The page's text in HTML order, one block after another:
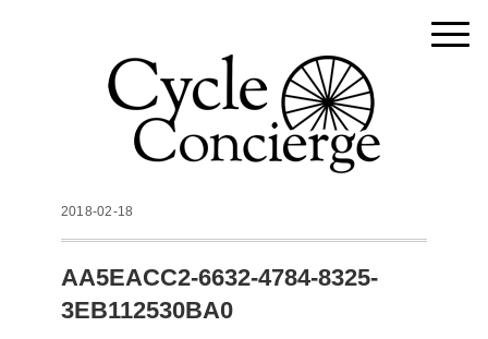
2018-02-18
AA5EACC2-6632-4784-8325-
3EB112530BA0